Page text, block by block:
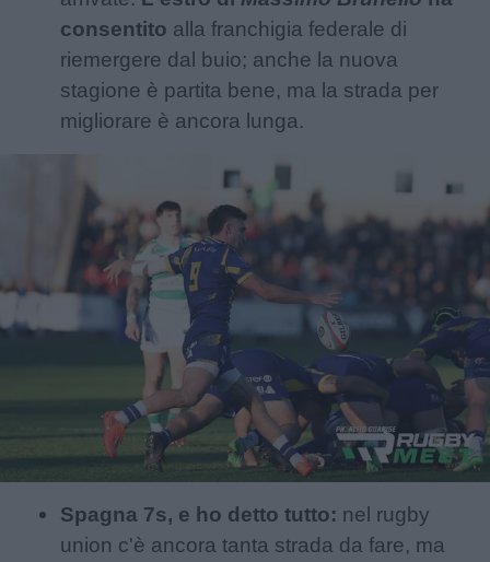
consentito alla franchigia federale di
riemergere dal buio; anche la nuova
stagione è partita bene, ma la strada per
migliorare è ancora lunga.
Spagna 7s, e ho detto tutto: nel rugby
union c'è ancora tanta strada da fare, ma